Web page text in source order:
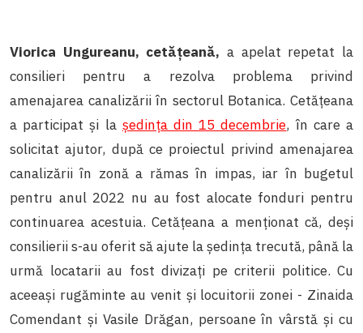
Viorica Ungureanu, cetățeană, a apelat repetat la
consilieri pentru a rezolva problema privind
amenajarea canalizării în sectorul Botanica. Cetățeana
a participat și la ședința din 15 decembrie, în care a
solicitat ajutor, după ce proiectul privind amenajarea
canalizării în zonă a rămas în impas, iar în bugetul
pentru anul 2022 nu au fost alocate fonduri pentru
continuarea acestuia. Cetățeana a menționat că, deși
consilierii s-au oferit să ajute la ședința trecută, până la
urmă locatarii au fost divizați pe criterii politice. Cu
aceeași rugăminte au venit și locuitorii zonei - Zinaida
Comendant și Vasile Drăgan, persoane în vârstă și cu